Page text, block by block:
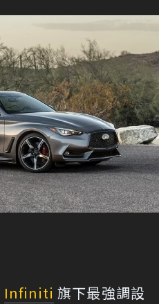
Infiniti 旗下最強調設